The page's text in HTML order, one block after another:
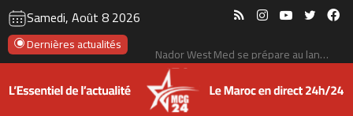
Samedi, Août 8 2026 RSS InstagramYouTube
Dernières actualités